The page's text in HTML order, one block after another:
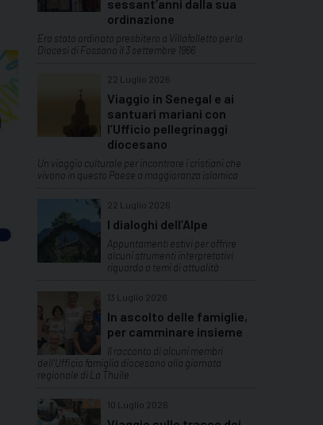
sessant’anni dalla sua
ordinazione
Era stato ordinato presbitero a Villafalletto per la
Diocesi di Fossano il 3 settembre 1966
22 Luglio 2026
Viaggio in Senegal e ai
santuari mariani con
l’Ufficio pellegrinaggi
diocesano
Un viaggio culturale per incontrare i cristiani che
vivono in questo Paese a maggioranza islamica
22 Luglio 2026
I dialoghi dell’Alpe
Appuntamenti estivi per offrire
alcuni strumenti interpretativi
riguardo a temi di attualità
13 Luglio 2026
In ascolto delle famiglie,
per camminare insieme
Il racconto di alcuni membri
dell'Ufficio famiglia diocesano alla giornata
regionale di La Thuile
10 Luglio 2026